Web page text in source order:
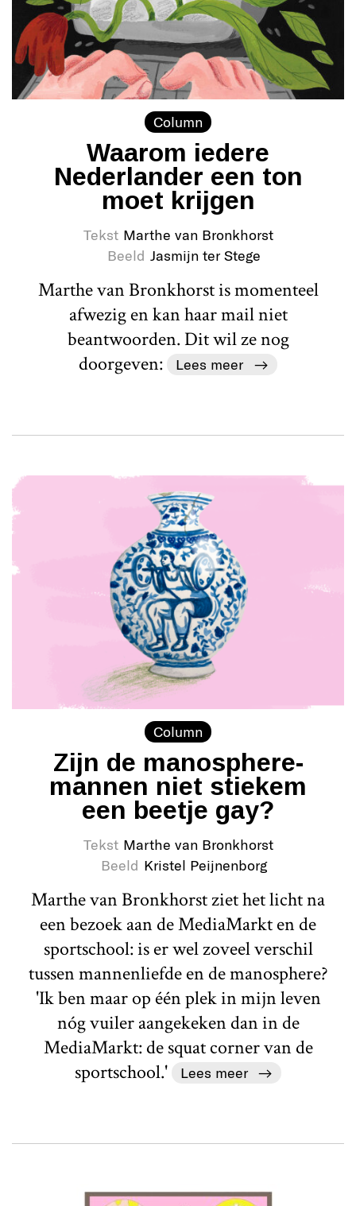
Column
Waarom iedere
Nederlander een ton
moet krijgen
Tekst Marthe van Bronkhorst
Beeld Jasmijn ter Stege
Marthe van Bronkhorst is momenteel
afwezig en kan haar mail niet
beantwoorden. Dit wil ze nog
doorgeven:
Lees meer
Column
Zijn de manosphere-
mannen niet stiekem
een beetje gay?
Tekst Marthe van Bronkhorst
Beeld Kristel Peijnenborg
Marthe van Bronkhorst ziet het licht na
een bezoek aan de MediaMarkt en de
sportschool: is er wel zoveel verschil
tussen mannenliefde en de manosphere?
'Ik ben maar op één plek in mijn leven
nóg vuiler aangekeken dan in de
MediaMarkt: de squat corner van de
sportschool.'
Lees meer